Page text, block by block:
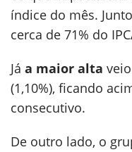
índice do mês.
cerca de 71% do
Já a maior alta
(1,10%), ficando
consecutivo.
De outro lado, o